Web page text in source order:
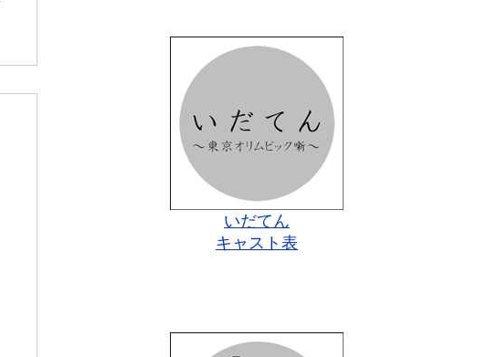
いだてん
キャスト表